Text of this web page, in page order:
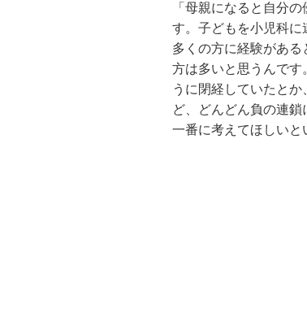
「母親になると自分
す。子どもを小児科
多くの方に経験があ
方は多いと思うんです
うに閉経していたと
ど、どんどん負の連
一番に考えてほしいと